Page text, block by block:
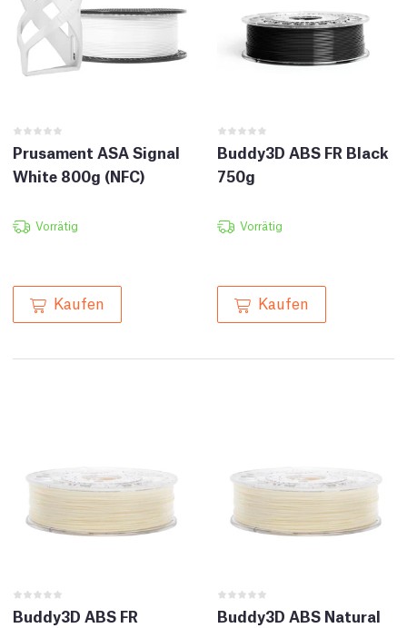
Prusament ASA Signal
White 800g (NFC)
Vorrätig
Kaufen
Buddy3D ABS FR Black
750g
Vorrätig
Kaufen
Buddy3D ABS FR
Buddy3D ABS Natural